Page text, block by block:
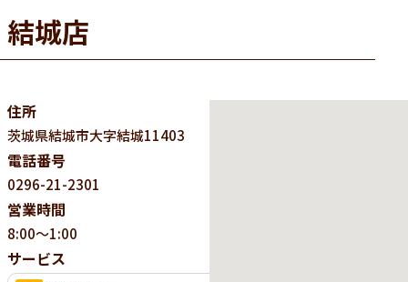
結城店
住所
茨城県結城市大字結城11403
電話番号
0296-21-2301
営業時間
8:00～1:00
サービス